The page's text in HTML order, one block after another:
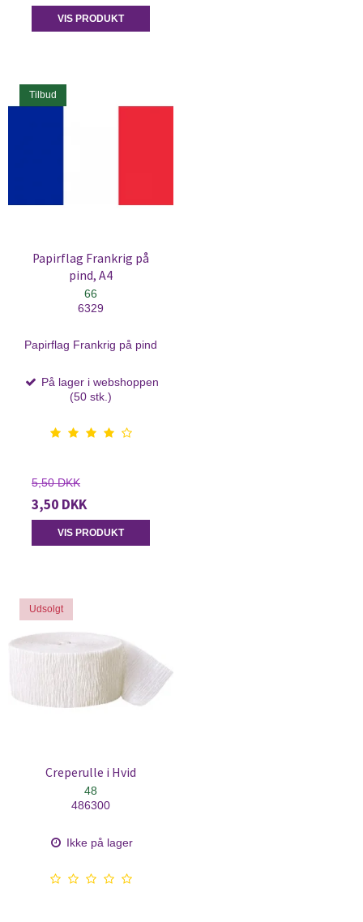
VIS PRODUKT
Tilbud
Papirflag Frankrig på
pind, A4
66
6329
Papirflag Frankrig på pind
På lager i webshoppen
(50 stk.)
5,50 DKK
3,50 DKK
VIS PRODUKT
Udsolgt
Creperulle i Hvid
48
486300
Ikke på lager